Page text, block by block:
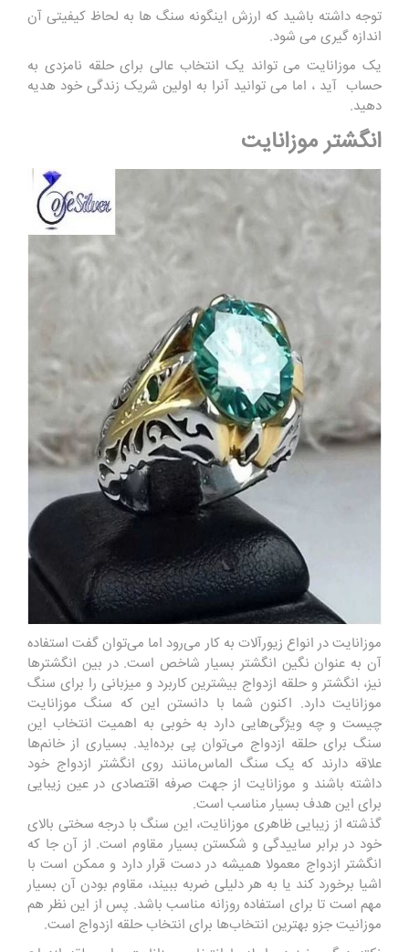
توجه داشته باشید که ارزش اینگونه سنگ ها به لحاظ کیفیتی آن
اندازه گیری می شود.
یک موزانایت می تواند یک انتخاب عالی برای حلقه نامزدی به
حساب آید ، اما می توانید آنرا به اولین شریک زندگی خود هدیه
دهید.
انگشتر موزانایت
موزانایت در انواع زیورآلات به کار می‌رود اما می‌توان گفت استفاده
آن به عنوان نگین انگشتر بسیار شاخص است. در بین انگشترها
نیز، انگشتر و حلقه ازدواج بیشترین کاربرد و میزبانی را برای سنگ
موزانایت دارد. اکنون شما با دانستن این که سنگ موزانایت
چیست و چه ویژگی‌هایی‌ دارد به خوبی به اهمیت انتخاب این
سنگ برای حلقه ازدواج می‌توان پی برده‌اید. بسیاری از خانم‌ها
علاقه دارند که یک سنگ الماس‌مانند روی انگشتر ازدواج خود
داشته باشند و موزانایت از جهت صرفه اقتصادی در عین زیبایی
برای این هدف بسیار مناسب است.
گذشته از زیبایی ظاهری موزانایت، این سنگ با درجه سختی بالای
خود در برابر ساییدگی و شکستن بسیار مقاوم است. از آن جا که
انگشتر ازدواج معمولا همیشه در دست قرار دارد و ممکن است با
اشیا برخورد کند یا به هر دلیلی ضربه ببیند، مقاوم بودن آن بسیار
مهم است تا برای استفاده روزانه مناسب باشد. پس از این نظر هم
موزانیت جزو بهترین انتخاب‌ها برای انتخاب حلقه ازدواج است.